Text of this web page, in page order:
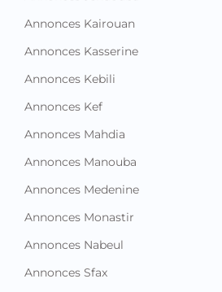
Annonces Kairouan
Annonces Kasserine
Annonces Kebili
Annonces Kef
Annonces Mahdia
Annonces Manouba
Annonces Medenine
Annonces Monastir
Annonces Nabeul
Annonces Sfax